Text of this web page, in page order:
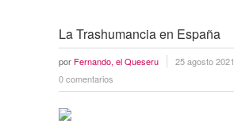
La Trashumancia en España
por Fernando, el Queseru
25 agosto 2021
0 comentarios